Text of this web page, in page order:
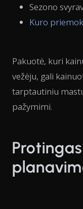
Sezono
Kuro
Pakuotė, kuri
vežėju, gali
tarptautiniu
pažymimi.